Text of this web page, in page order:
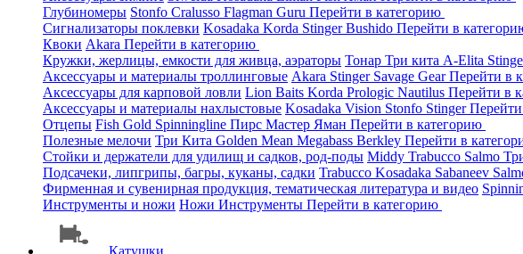
Глубиномеры Stonfo Cralusso Flagman Guru Перейти в категорию
Сигнализаторы поклевки Kosadaka Korda StingerBushido Перейти в
Квоки Akara Перейти в категорию
Кружки, жерлицы, емкости для живца, аэраторы Тонар Три кита A-Elita
Аксессуары и материалы троллинговые Akara Stinger Savage GearПерейти в
Аксессуары для карповой ловли Lion Baits Korda Prologic Nautilus Перейти в
Аксессуары и материалы нахлыстовые Kosadaka Vision Stonfo Stinger
Отцепы Fish Gold Spinningline Пирс Мастер Яман Перейти в категорию
Полезные мелочи Три Кита Golden Mean Megabass Berkley Перейти в
Стойки и держатели для удилищ и садков, род-поды Middy Trabucco Salmo
Подсачеки, липгрипы, багры, куканы, садки Trabucco Kosadaka Sabaneev
Фирменная и сувенирная продукция, тематическая литература и видео
Инструменты и ножи Ножи Инструменты Перейти в категорию
Катушки